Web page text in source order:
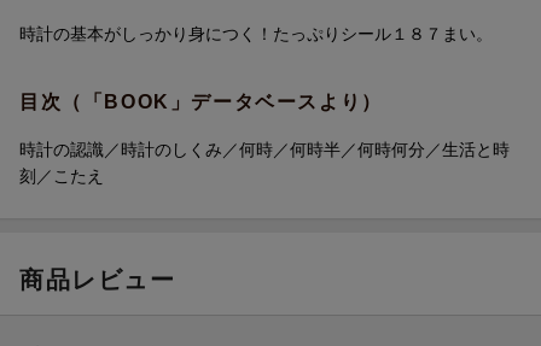
す。
【何時何分】「何時何分」の読みをていねいに身につけます。
【生活と時刻】時系列で考える力を育てます。
読み方など基礎的な知識だけでなく、さまざまな問題を通して、
日常生活における時刻を読む力や時間を管理する力を育みます。
時計の基本がしっかり身につく！たっぷりシール１８７まい。
目次（「BOOK」データベースより）
時計の認識／時計のしくみ／何時／何時半／何時何分／生活と時
刻／こたえ
商品レビュー